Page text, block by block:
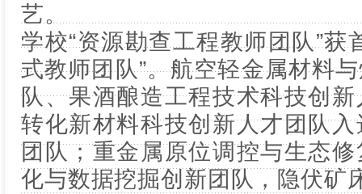
艺。
学校“资源勘查工程教师团队”获
式教师团队”。航空轻金属材料
队、果酒酿造工程技术科技创
转化新材料科技创新人才团队
团队；重金属原位调控与生态
化与数据挖掘创新团队，隐伏矿